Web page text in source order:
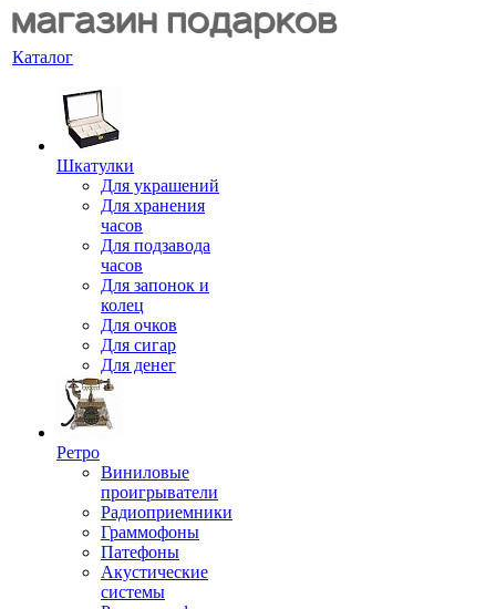
Каталог
Шкатулки
Для украшений
Для хранения
часов
Для подзавода
часов
Для запонок и
колец
Для очков
Для сигар
Для денег
Ретро
Виниловые
проигрыватели
Радиоприемники
Граммофоны
Патефоны
Акустические
системы